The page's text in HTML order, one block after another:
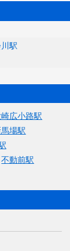
駅
崎広小路駅
馬場駅
不動前駅